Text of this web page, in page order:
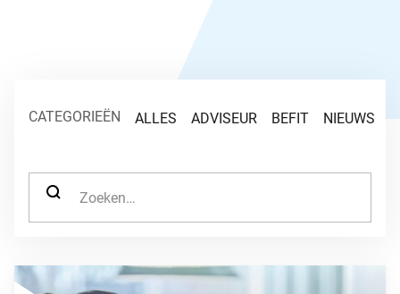
CATEGORIEËN ALLES ADVISEUR BEFIT NIEUWS
ZOEK NAAR:
GA NAAR “WERKENDE NEDERLANDER GAAT IN 2020